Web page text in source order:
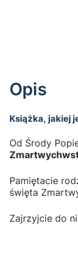
Opis
Książka, jakiej
Od Środy
Pamiętacie
święta
Zajrzyjcie do